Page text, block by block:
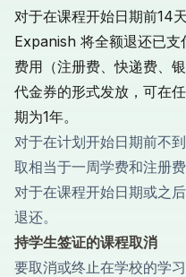
对于在课程开始日期前14
Expanish 将全额退还已支
费用（注册费、快递费、
代金券的形式发放，可在
期为1年。
对于在计划开始日期前不
取相当于一周学费和注册费
对于在课程开始日期或之
退还。
持学生签证的课程取消
要取消或终止在学校的学